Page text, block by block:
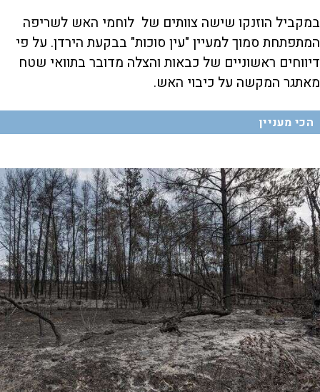
במקביל הוזנקו שישה צוותים של לוחמי האש לשריפה
המתפתחת סמוך למעיין "עין סוכות" בבקעת הירדן. על פי
דיווחים ראשוניים של כבאות והצלה מדובר בתוואי שטח
מאתגר המקשה על כיבוי האש.
הכי מעניין